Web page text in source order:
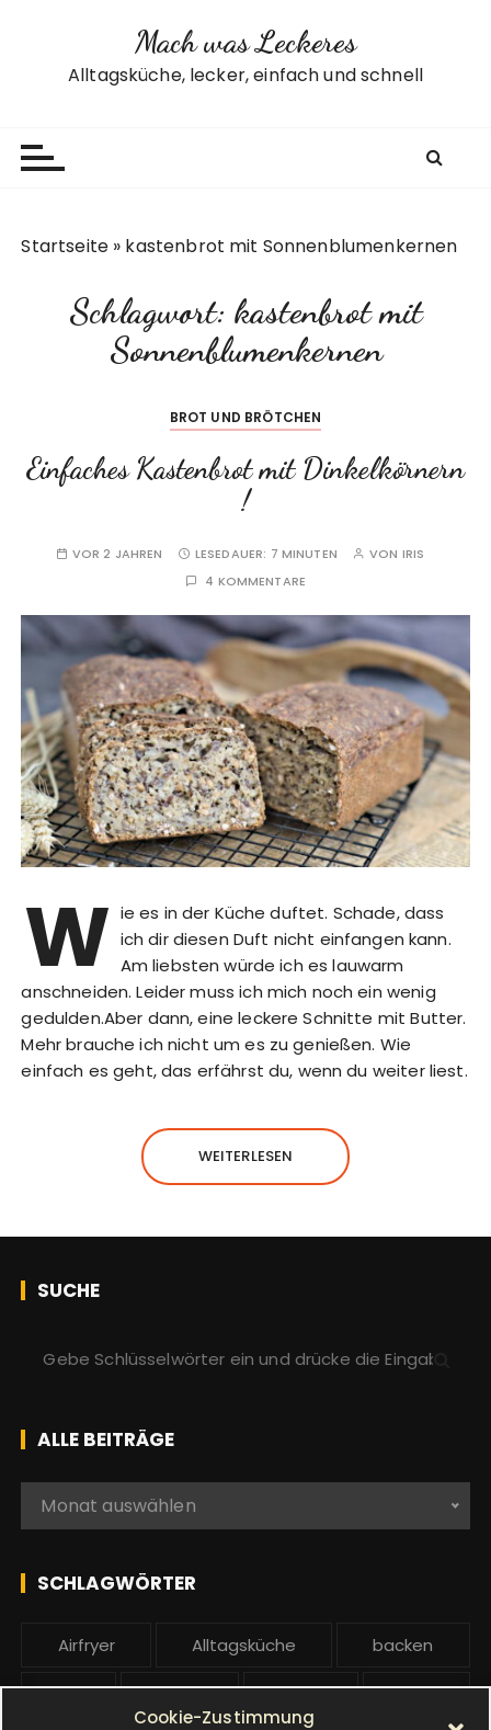
Cookie-Zustimmung
Mach was Leckeres
Alltagsküche, lecker, einfach und schnell
Startseite » kastenbrot mit Sonnenblumenkernen
Schlagwort: kastenbrot mit
Sonnenblumenkernen
BROT UND BRÖTCHEN
Einfaches Kastenbrot mit Dinkelkörnern
!
VOR 2 JAHREN LESEDAUER: 7 MINUTEN VON IRIS
4 KOMMENTARE
W ie es in der Küche duftet. Schade, dass
ich dir diesen Duft nicht einfangen kann.
Am liebsten würde ich es lauwarm
anschneiden. Leider muss ich mich noch ein wenig
gedulden.Aber dann, eine leckere Schnitte mit Butter.
Mehr brauche ich nicht um es zu genießen. Wie
einfach es geht, das erfährst du, wenn du weiter liest.
WEITERLESEN
SUCHE
h
e
n
c
:
ALLE BEITRÄGE
e
t
Monat auswählen
SCHLAGWÖRTER
Airfryer Alltagsküche backen
Brot cremig delikat dinkel